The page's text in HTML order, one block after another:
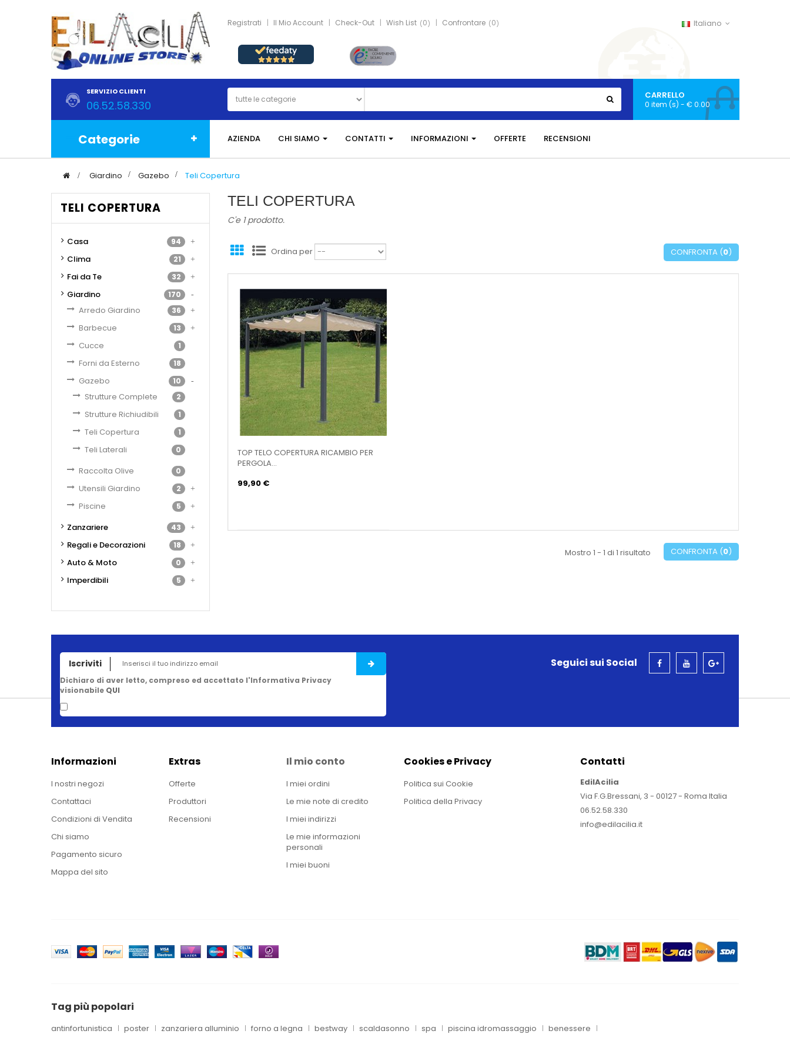
Registrati Il Mio Account Check-Out Wish List 0 Confrontare 0 Italiano
SERVIZIO CLIENTI
06.52.58.330
CARRELLO
0 item (s) - € 0.00
Categorie AZIENDA CHI SIAMO CONTATTI INFORMAZIONI OFFERTE RECENSIONI
> Giardino > Gazebo > Teli Copertura
TELI COPERTURA
Casa 94
Clima 21
Fai da Te 32
Giardino 170
Arredo Giardino 36
Barbecue 13
Cucce 1
Forni da Esterno 18
Gazebo 10
Strutture Complete 2
Strutture Richiudibili 1
Teli Copertura 1
Teli Laterali 0
Raccolta Olive 0
Utensili Giardino 2
Piscine 5
Zanzariere 43
Regali e Decorazioni 18
Auto & Moto 0
Imperdibili 5
TELI COPERTURA
C'e 1 prodotto.
Ordina per CONFRONTA (0)
TOP TELO COPERTURA RICAMBIO PER
PERGOLA...
99,90 €
Mostro 1 - 1 di 1 risultato CONFRONTA (0)
Iscriviti
Dichiaro di aver letto, compreso ed accettato l'Informativa Privacy
visionabile QUI
Seguici sui Social
Informazioni
I nostri negozi
Contattaci
Condizioni di Vendita
Chi siamo
Pagamento sicuro
Mappa del sito
Extras
Offerte
Produttori
Recensioni
Il mio conto
I miei ordini
Le mie note di credito
I miei indirizzi
Le mie informazioni
personali
I miei buoni
Cookies e Privacy
Politica sui Cookie
Politica della Privacy
Contatti
EdilAcilia
Via F.G.Bressani, 3 - 00127 - Roma Italia
06.52.58.330
info@edilacilia.it
Tag più popolari
antinfortunistica poster zanzariera alluminio forno a legna bestway scaldasonno spa piscina idromassaggio benessere